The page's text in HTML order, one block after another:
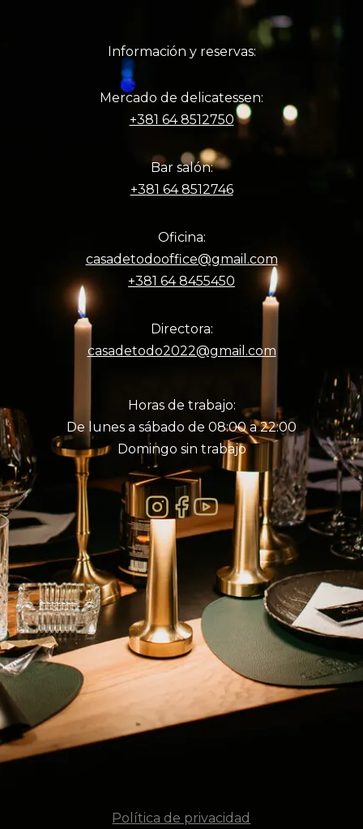
Información y reservas:
Mercado de delicatessen:
+381 64 8512750
Bar salón:
+381 64 8512746
Oficina:
casadetodooffice@gmail.com
+381 64 8455450
Directora:
casadetodo2022@gmail.com
Horas de trabajo:
De lunes a sábado de 08:00 a 22:00
Domingo sin trabajo
Política de privacidad